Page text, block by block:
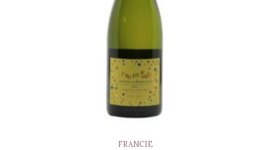
FRANCIE